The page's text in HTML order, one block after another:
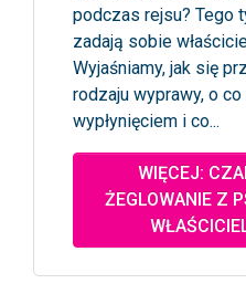
podczas rejsu? Tego
zadają sobie
Wyjaśniamy, jak się
rodzaju wyprawy, o
wypłynięciem i co...
WIĘCEJ:
ŻEGLOWANIE Z